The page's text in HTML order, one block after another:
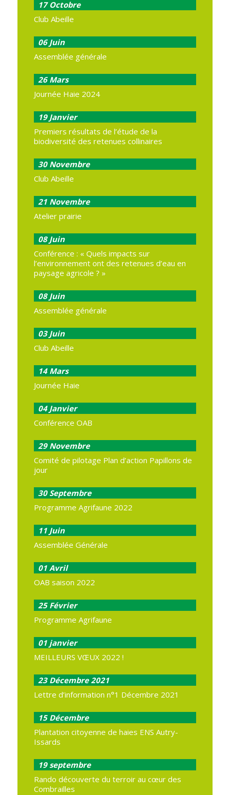
17 Octobre
Club Abeille
06 Juin
Assemblée générale
26 Mars
Journée Haie 2024
19 Janvier
Premiers résultats de l’étude de la
biodiversité des retenues collinaires
30 Novembre
Club Abeille
21 Novembre
Atelier prairie
08 Juin
Conférence : « Quels impacts sur
l’environnement ont des retenues d’eau en
paysage agricole ? »
08 Juin
Assemblée générale
03 Juin
Club Abeille
14 Mars
Journée Haie
04 Janvier
Conférence OAB
29 Novembre
Comité de pilotage Plan d’action Papillons de
jour
30 Septembre
Programme Agrifaune 2022
11 Juin
Assemblée Générale
01 Avril
OAB saison 2022
25 Février
Programme Agrifaune
01 janvier
MEILLEURS VŒUX 2022 !
23 Décembre 2021
Lettre d’information n°1 Décembre 2021
15 Décembre
Plantation citoyenne de haies ENS Autry-
Issards
19 septembre
Rando découverte du terroir au cœur des
Combrailles